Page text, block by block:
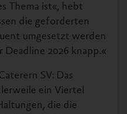
Thema ist«, hebt
die geforderten
umgesetzt werden
2026 knapp.«
SV: Das
ein Viertel
die die